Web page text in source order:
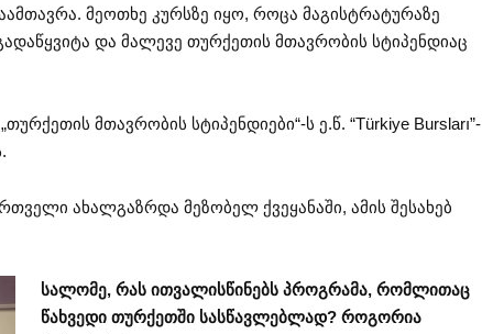
მეოთხე კურსზე იყო, როცა მაგისტრატურაზე
და მალევე თურქეთის მთავრობის სტიპენდიაც
მთავრობის სტიპენდიები“-ს ე.წ. “Türkiye Bursları”-
ახალგაზრდა მეზობელ ქვეყანაში, ამის შესახებ
სალომე, რას ითვალისწინებს პროგრამა, რომლითაც
წახვედი თურქეთში სასწავლებლად? როგორია